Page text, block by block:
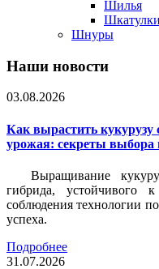
Шилья
Шкатулки
Шнуры
Наши новости
03.08.2026
Как вырастить кукурузу
урожая: секреты выбора
Выращивание
гибрида, устойчивого
соблюдения технологии
успеха.
Подробнее
31.07.2026